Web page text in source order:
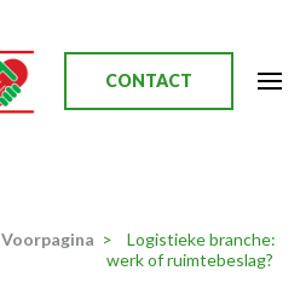
CONTACT
Voorpagina >
Logistieke branche:
werk of ruimtebeslag?